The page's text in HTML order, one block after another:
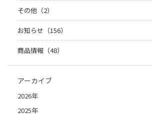
その他（2）
お知らせ（156）
商品情報（48）
アーカイブ
2026年
2025年